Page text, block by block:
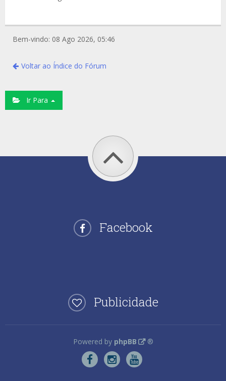
Bem-vindo: 08 Ago 2026, 05:46
Voltar ao Índice do Fórum
Ir Para
Facebook
Publicidade
Powered by phpBB ®